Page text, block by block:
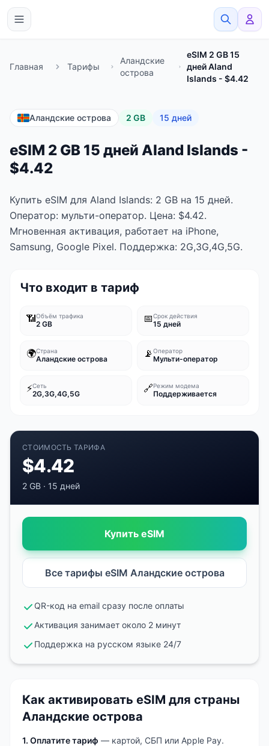
Главная Тарифы
Аландские
острова
eSIM 2 GB 15
дней Aland
Islands - $4.42
Аландские острова 2 GB 15 дней
eSIM 2 GB 15 дней Aland Islands -
$4.42
Купить eSIM для Aland Islands: 2 GB на 15 дней.
Оператор: мульти-оператор. Цена: $4.42.
Мгновенная активация, работает на iPhone,
Samsung, Google Pixel. Поддержка: 2G,3G,4G,5G.
Что входит в тариф
📶Объём трафика
2 GB 📅Срок действия
15 дней
🌍Страна
Аландские острова 📡 Оператор
Мульти-оператор
⚡Сеть
2G,3G,4G,5G 🔗Режим модема
Поддерживается
СТОИМОСТЬ ТАРИФА
$4.42
2 GB · 15 дней
Купить eSIM
Все тарифы eSIM Аландские острова
QR-код на email сразу после оплаты
Активация занимает около 2 минут
Поддержка на русском языке 24/7
Как активировать eSIM для страны
Аландские острова
1. Оплатите тариф — картой, СБП или Apple Pay.